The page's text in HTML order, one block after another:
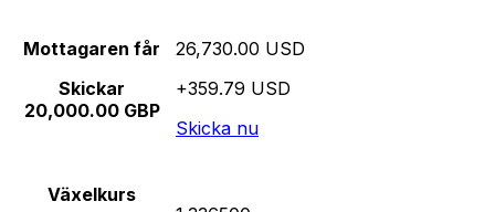
Mottagaren får
Skickar
20,000.00 GBP
26,730.00 USD
+359.79 USD
Skicka nu
Växelkurs